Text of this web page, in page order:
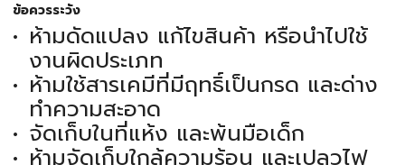
ข้อควรระวัง
ห้ามดัดแปลง แก้ไขสินค้า หรือนำไปใช้
งานผิดประเภท
ห้ามใช้สารเคมีที่มีฤทธิ์เป็นกรด และด่าง
ทำความสะอาด
จัดเก็บในที่แห้ง และพ้นมือเด็ก
ห้ามจัดเก็บใกล้ความร้อน และเปลวไฟ